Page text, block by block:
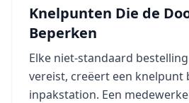
Knelpunten Die de
Beperken
Elke niet-standaard
vereist, creëert een knelpunt
inpakstation. Een